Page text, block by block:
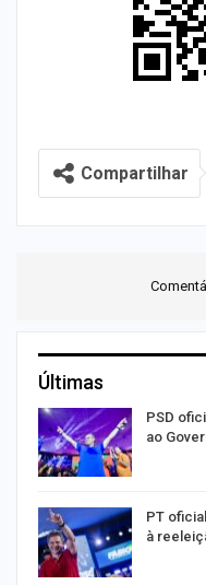
Compartilhar
Últimas
PSD
ao
PT
à